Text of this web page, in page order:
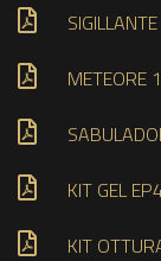
METEORE
KIT GEL
KIT